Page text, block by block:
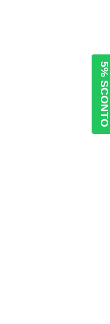
5% SCONTO